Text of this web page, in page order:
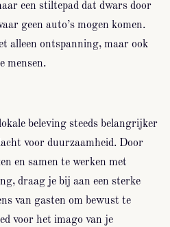
een stiltepad dat dwars door
geen auto’s mogen komen.
alleen ontspanning, maar ook
mensen.
beleving steeds belangrijker
voor duurzaamheid. Door
en samen te werken met
draag je bij aan een sterke
van gasten om bewust te
voor het imago van je